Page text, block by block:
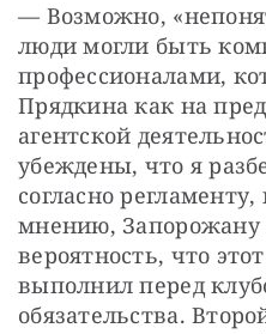
— Возможно,
люди могли быть
профессионалами,
Прядкина как на
агентской
убеждены, что я
согласно
мнению,
вероятность, что
выполнил перед
обязательства.